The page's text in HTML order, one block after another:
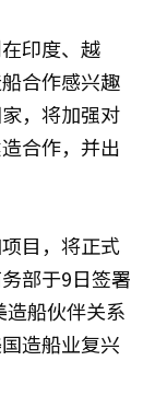
印度、越
合作感兴趣
，将加强对
合作，并出
目，将正式
部于9日签署
船伙伴关系
造船业复兴